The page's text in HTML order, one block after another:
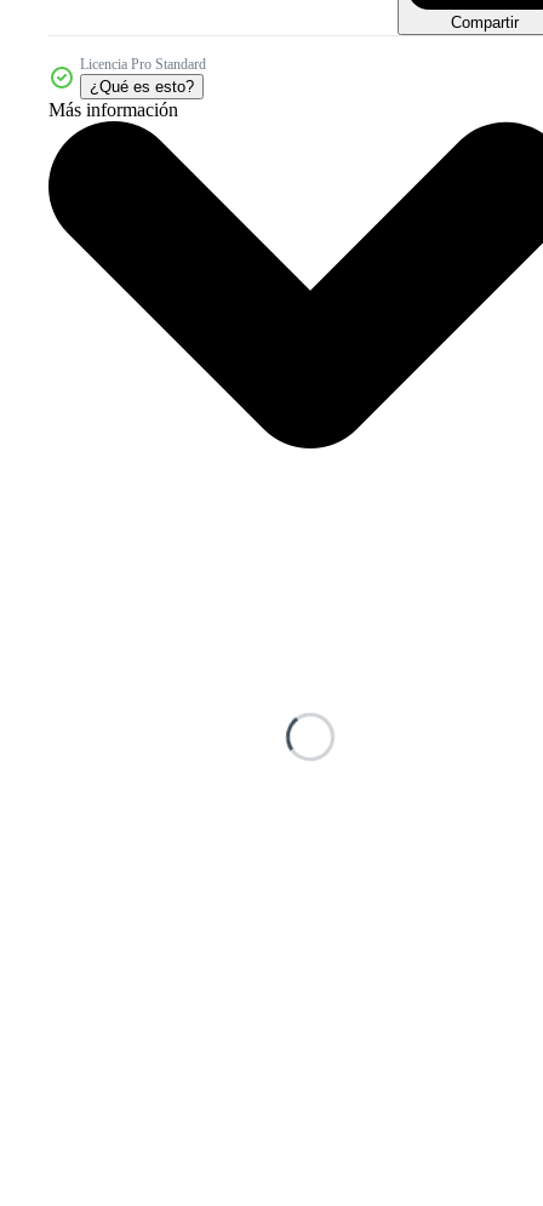
Compartir
Licencia Pro Standard
¿Qué es esto?
Más información